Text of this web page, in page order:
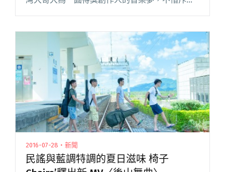
百萬製作費，歷時 4 個月，拍攝第一支原創歌曲
量，未來將成為台灣大哥大閱讀全文 "台灣大哥
大首支品牌形象代言歌曲誕生〈艾伊達尼〉MV 大
首播 鼓勵創作人勇敢追夢"
2016-07-28・新聞
民謠與藍調特調的夏日滋味 椅子